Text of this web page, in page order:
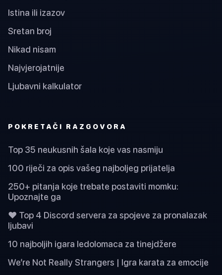
Istina ili izazov
Sretan broj
Nikad nisam
Najvjerojatnije
Ljubavni kalkulator
POKRETAČI RAZGOVORA
Top 35 neukusnih šala koje vas nasmiju
100 riječi za opis vašeg najboljeg prijatelja
250+ pitanja koje trebate postaviti momku:
Upoznajte ga
❤️ Top 4 Discord servera za spojeve za pronalazak
ljubavi
10 najboljih igara ledolomaca za tinejdžere
We’re Not Really Strangers | Igra karata za emocije